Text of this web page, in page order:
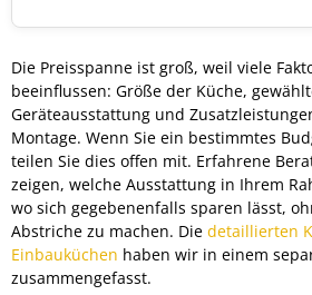
Die Preisspanne ist groß, weil viele
beeinflussen: Größe der Küche,
Geräteausstattung und
Montage. Wenn Sie ein bestimmtes
teilen Sie dies offen mit. Erfahrene
zeigen, welche Ausstattung in Ihrem
wo sich gegebenenfalls sparen lässt,
Abstriche zu machen. Die detaillierten
Einbauküchen haben wir in einem
zusammengefasst.